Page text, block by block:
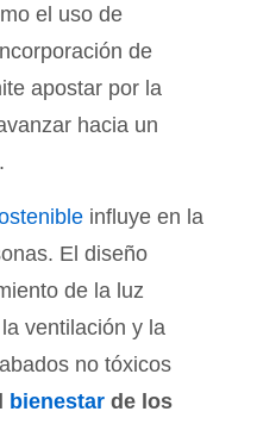
el uso de
de
apostar por la
hacia un
influye en la
El diseño
de la luz
ventilación y la
no tóxicos
bienestar de los